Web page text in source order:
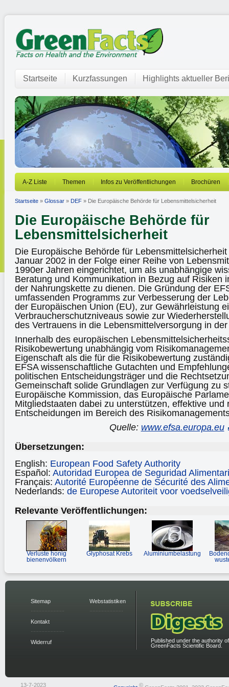
Startseite Kurzfassungen Highlights aktueller
A-Z Liste Themen Infos zu Veröffentlichungen Brochüren
Startseite » Glossar » DEF » Die Europäische Behörde für Lebensmittelsicherheit
Die Europäische Behörde für
Lebensmittelsicherheit
Die Europäische Behörde für
Januar 2002 in der Folge einer Reihe von
1990er Jahren eingerichtet, um als unabhängige
Beratung und Kommunikation in Bezug auf Risiken
der Nahrungskette zu dienen. Die Gründung der
umfassenden Programms zur Verbesserung der
der Europäischen Union (EU), zur Gewährleistung
Verbraucherschutzniveaus sowie zur
des Vertrauens in die Lebensmittelversorgung in
Innerhalb des europäischen
Risikobewertung unabhängig vom
Eigenschaft als die für die Risikobewertung
EFSA wissenschaftliche Gutachten und
politischen Entscheidungsträger und die
Gemeinschaft solide Grundlagen zur Verfügung zu
Europäische Kommission, das Europäische
Mitgliedstaaten dabei zu unterstützen, effektive und
Entscheidungen im Bereich des
Quelle: www.efsa.europa.eu
Übersetzungen:
English: European Food Safety Authority
Español: Autoridad Europea de Seguridad
Français: Autorité Européenne de Sécurité des
Nederlands: de Europese Autoriteit voor
Relevante Veröffentlichungen:
Verluste honig
bienenvölkern
Glyphosat Krebs Aluminiumbelastung
Sitemap
Kontakt
Widerruf
Webstatistiken
Published under the authority
GreenFacts Scientific Board.
13-7-2023 ©